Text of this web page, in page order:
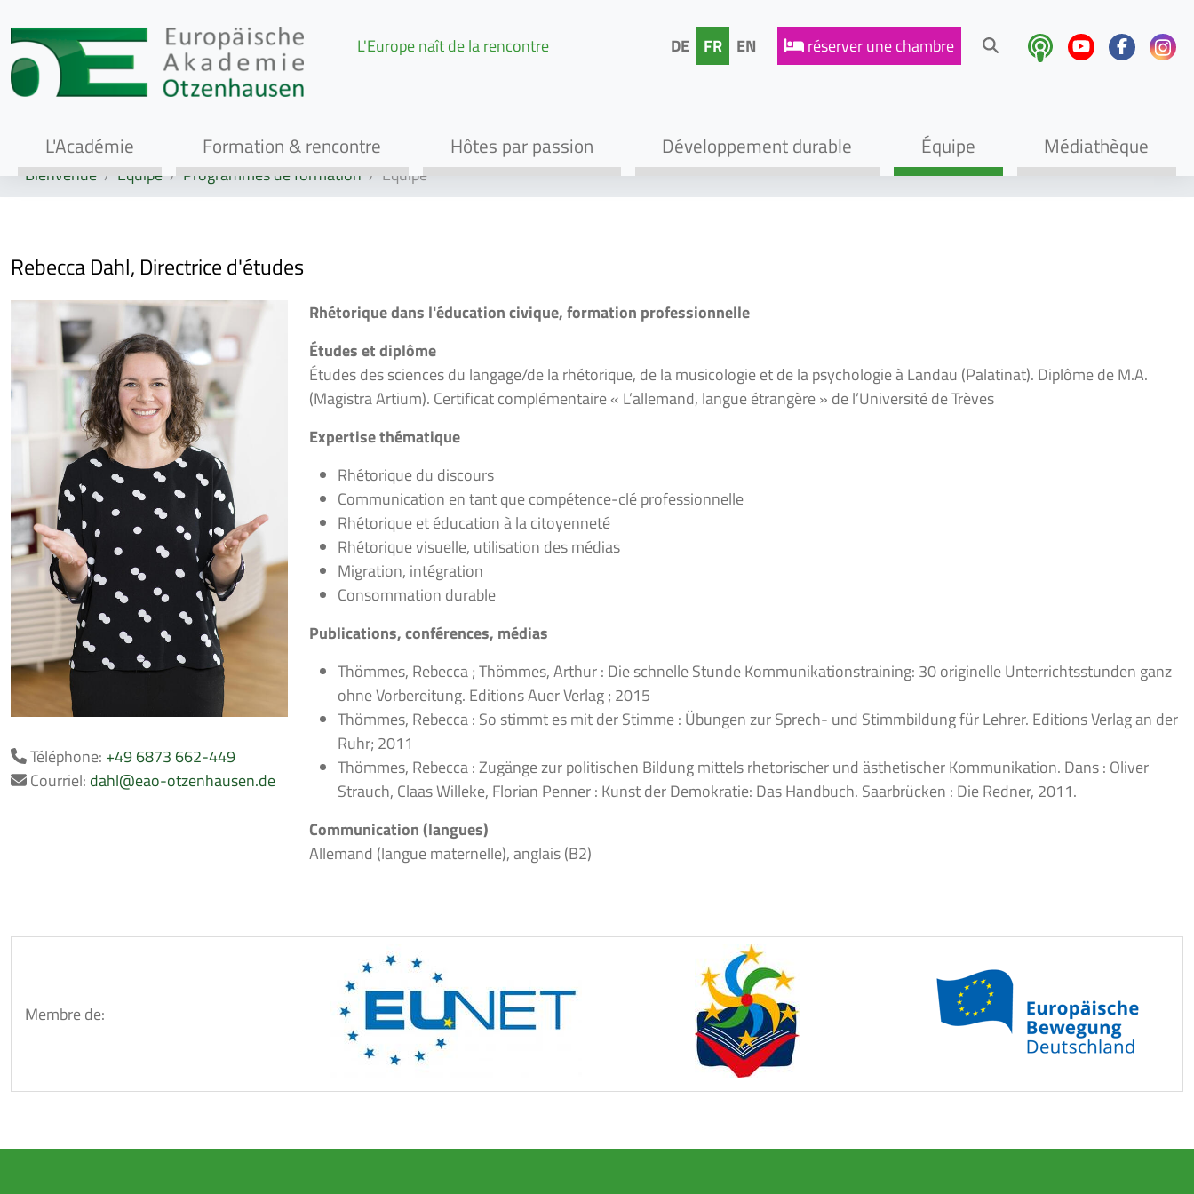
Zur Navigation springen
Zum Inhalt springen
L'Europe naît de la rencontre DE FR EN réserver unechambre
L'Académie Formation & rencontre Hôtes par passion Développement durable Équipe Médiathèque
Bienvenue Équipe Programmes de formation Équipe
Rebecca Dahl, Directrice d'études
Téléphone: +49 6873 662-449
Courriel: dahl@eao-otzenhausen.de
Rhétorique dans l'éducation civique, formation professionnelle
Études et diplôme
Études des sciences du langage/de la rhétorique, de la musicologie et de la psychologie à Landau (Palatinat). Diplôme de M.A.
(Magistra Artium). Certificat complémentaire « L’allemand, langue étrangère » de l’Université de Trèves
Expertise thématique
Rhétorique du discours
Communication en tant que compétence-clé professionnelle
Rhétorique et éducation à la citoyenneté
Rhétorique visuelle, utilisation des médias
Migration, intégration
Consommation durable
Publications, conférences, médias
Thömmes, Rebecca ; Thömmes, Arthur : Die schnelle Stunde Kommunikationstraining: 30 originelle Unterrichtsstunden ganz
ohne Vorbereitung. Editions Auer Verlag ; 2015
Thömmes, Rebecca : So stimmt es mit der Stimme : Übungen zur Sprech- und Stimmbildung für Lehrer. Editions Verlag an der
Ruhr; 2011
Thömmes, Rebecca : Zugänge zur politischen Bildung mittels rhetorischer und ästhetischer Kommunikation. Dans : Oliver
Strauch, Claas Willeke, Florian Penner : Kunst der Demokratie: Das Handbuch. Saarbrücken : Die Redner, 2011.
Communication (langues)
Allemand (langue maternelle), anglais (B2)
Membre de: